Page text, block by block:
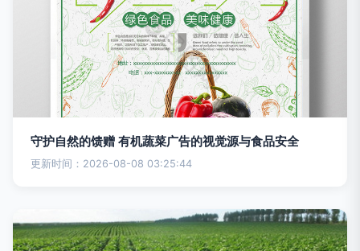
守护自然的馈赠 有机蔬菜广告的视觉源与食品安全
更新时间：2026-08-08 03:25:44